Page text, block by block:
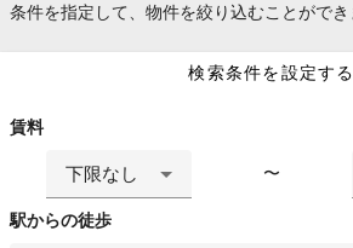
条件を指定して、物件を絞り込むことができ
検索条件を設定する
賃料
下限なし 〜
駅からの徒歩